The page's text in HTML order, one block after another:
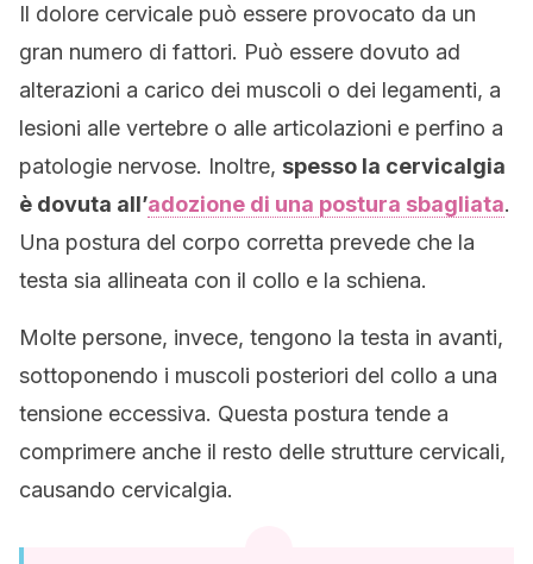
Il dolore cervicale può essere provocato da un
gran numero di fattori. Può essere dovuto ad
alterazioni a carico dei muscoli o dei legamenti, a
lesioni alle vertebre o alle articolazioni e perfino a
patologie nervose. Inoltre, spesso la cervicalgia
è dovuta all’adozione di una postura sbagliata.
Una postura del corpo corretta prevede che la
testa sia allineata con il collo e la schiena.
Molte persone, invece, tengono la testa in avanti,
sottoponendo i muscoli posteriori del collo a una
tensione eccessiva. Questa postura tende a
comprimere anche il resto delle strutture cervicali,
causando cervicalgia.